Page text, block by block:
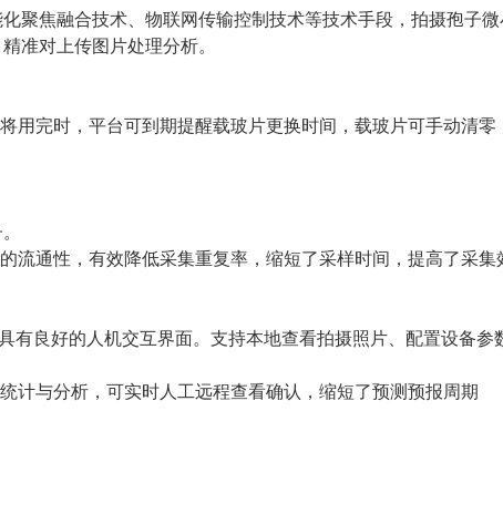
焦融合技术、物联网传输控制技术等技术手段，拍摄孢子微
准对上传图片处理分析。
完时，平台可到期提醒载玻片更换时间，载玻片可手动清零
通性，有效降低采集重复率，缩短了采样时间，提高了采集
好的人机交互界面。支持本地查看拍摄照片、配置设备参
与分析，可实时人工远程查看确认，缩短了预测预报周期